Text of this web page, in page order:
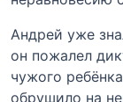
Андрей уже
он пожалел
чужого
обрушило на